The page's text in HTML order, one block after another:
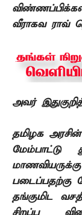
வீராகவ ராவ்
அவர்
தமிழக
மேம்பாட்டு
தங்குமிட